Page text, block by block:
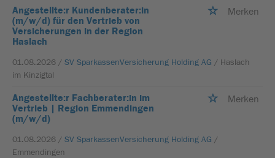
Angestellte:r Kundenberater:in
(m/w/d) für den Vertrieb von
Versicherungen in der Region
Haslach
Merken
01.08.2026 / SV SparkassenVersicherung Holding AG / Haslach
im Kinzigtal
Angestellte:r Fachberater:in im
Vertrieb | Region Emmendingen
(m/w/d)
Merken
01.08.2026 / SV SparkassenVersicherung Holding AG /
Emmendingen